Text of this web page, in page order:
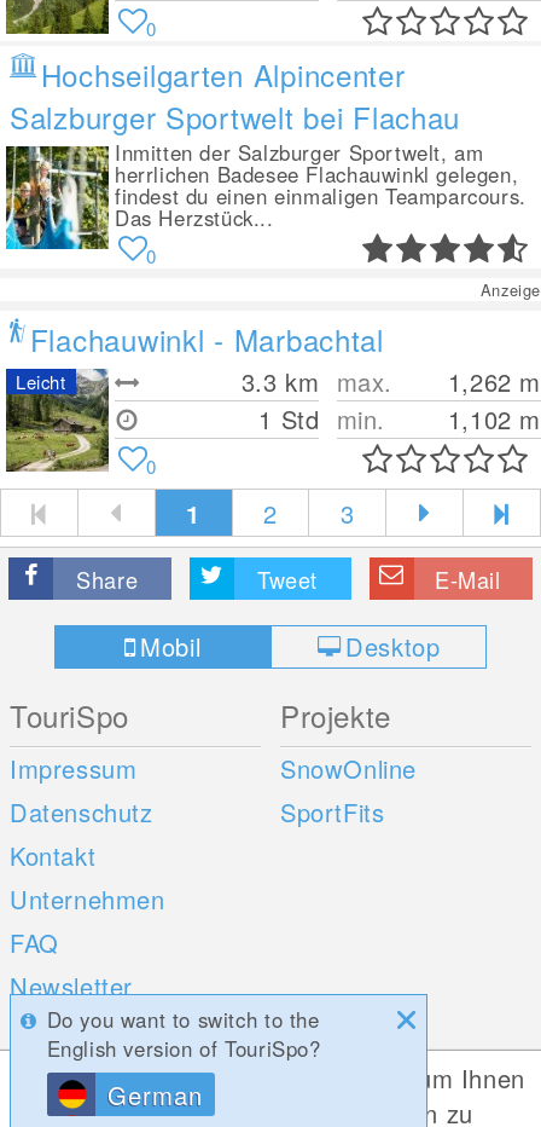
0
Hochseilgarten Alpincenter
Salzburger Sportwelt bei Flachau
Inmitten der Salzburger Sportwelt, am
herrlichen Badesee Flachauwinkl gelegen,
findest du einen einmaligen Teamparcours.
Das Herzstück...
0
Anzeige
Flachauwinkl - Marbachtal
3.3 km
1 Std
max. 1,262 m
min.
1,102 m
Leicht
0
1 2 3
Share Tweet E-Mail
Mobil Desktop
TouriSpo
Impressum
Datenschutz
Kontakt
Unternehmen
FAQ
Newsletter
Umfragen
Projekte
SnowOnline
SportFits
Mobile Apps Social Web
Do you want to switch to the
English version of TouriSpo?
German
Diese Website verwendet Cookies, um Ihnen
die bestmögliche Funktionalität bieten zu